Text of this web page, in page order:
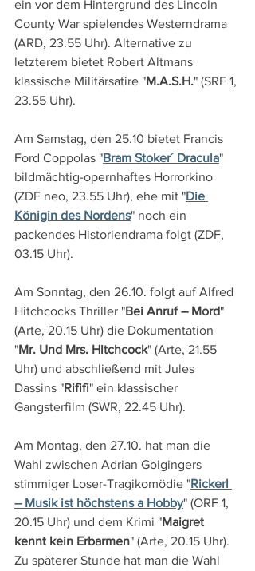
ein vor dem Hintergrund des Lincoln
County War spielendes Westerndrama
(ARD, 23.55 Uhr). Alternative zu
letzterem bietet Robert Altmans
klassische Militärsatire "M.A.S.H." (SRF 1,
23.55 Uhr).
Am Samstag, den 25.10 bietet Francis
Ford Coppolas "Bram Stoker´ Dracula"
bildmächtig-opernhaftes Horrorkino
(ZDF neo, 23.55 Uhr), ehe mit "Die
Königin des Nordens" noch ein
packendes Historiendrama folgt (ZDF,
03.15 Uhr).
Am Sonntag, den 26.10. folgt auf Alfred
Hitchcocks Thriller "Bei Anruf – Mord"
(Arte, 20.15 Uhr) die Dokumentation
"Mr. Und Mrs. Hitchcock" (Arte, 21.55
Uhr) und abschließend mit Jules
Dassins "Rififi" ein klassischer
Gangsterfilm (SWR, 22.45 Uhr).
Am Montag, den 27.10. hat man die
Wahl zwischen Adrian Goigingers
stimmiger Loser-Tragikomödie "Rickerl
– Musik ist höchstens a Hobby" (ORF 1,
20.15 Uhr) und dem Krimi "Maigret
kennt kein Erbarmen" (Arte, 20.15 Uhr).
Zu späterer Stunde hat man die Wahl